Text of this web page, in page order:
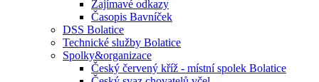
Zajímavé odkazy
Časopis Bavníček
DSS Bolatice
Technické služby Bolatice
Spolky&organizace
Český červený kříž - místní spolek Bolatice